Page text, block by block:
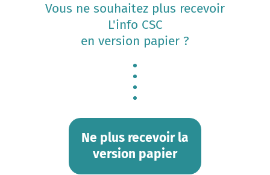
Vous ne souhaitez plus recevoir
L'info CSC
en version papier ?
Ne plus recevoir la
version papier